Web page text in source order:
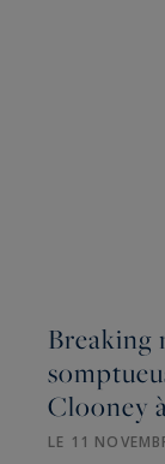
Breaking
Clooney
LE 11